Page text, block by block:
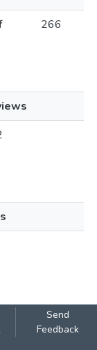
266
Send
Feedback